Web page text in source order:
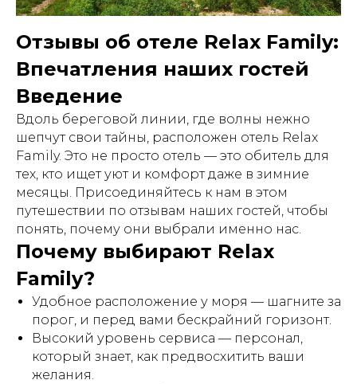
Отзывы об отеле Relax Family:
Впечатления наших гостей
Введение
Вдоль береговой линии, где волны нежно
шепчут свои тайны, расположен отель Relax
Family. Это не просто отель — это обитель для
тех, кто ищет уют и комфорт даже в зимние
месяцы. Присоединяйтесь к нам в этом
путешествии по отзывам наших гостей, чтобы
понять, почему они выбрали именно нас.
Почему выбирают Relax
Family?
Удобное расположение у моря — шагните за
порог, и перед вами бескрайний горизонт.
Высокий уровень сервиса — персонал,
который знает, как предвосхитить ваши
желания.